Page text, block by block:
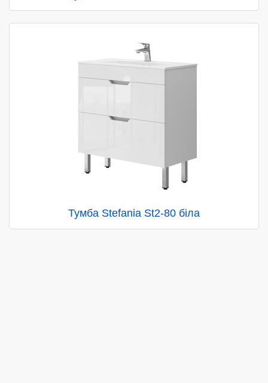
Тумба Stefania St2-80 біла